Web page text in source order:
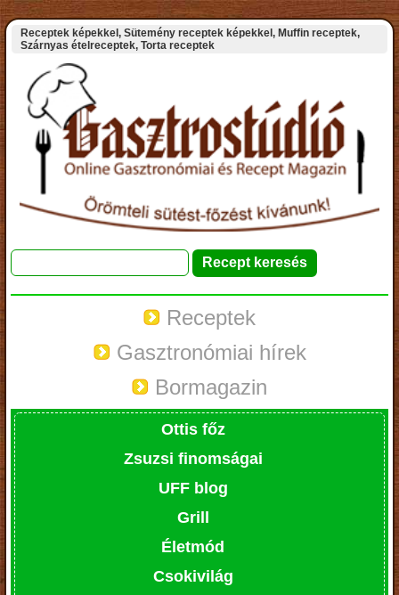
Receptek képekkel, Sütemény receptek képekkel, Muffin receptek,
Szárnyas ételreceptek, Torta receptek
Receptek
Gasztronómiai hírek
Bormagazin
Ottis főz
Zsuzsi finomságai
UFF blog
Grill
Életmód
Csokivilág